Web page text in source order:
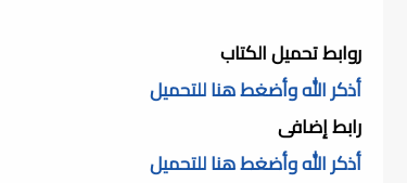
روابط تحميل الكتاب
أذكر الله وأضغط هنا للتحميل
رابط إضافى
أذكر الله وأضغط هنا للتحميل